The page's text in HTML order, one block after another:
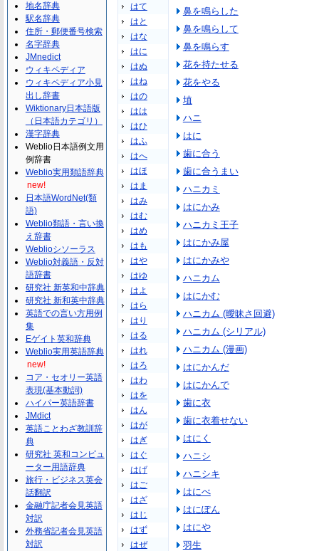
はて
はと
はな
はに
はぬ
はね
はの
はは
はひ
はふ
はへ
はほ
はま
はみ
はむ
はめ
はも
はや
はゆ
はよ
はら
はり
はる
はれ
はろ
はわ
はを
はん
はが
はぎ
はぐ
はげ
はご
はざ
はじ
はず
はぜ
鼻を鳴らした
鼻を鳴らして
鼻を鳴らす
花を持たせる
花をやる
埴
ハニ
はに
歯に合う
歯に合うまい
ハニカミ
はにかみ
ハニカミ王子
はにかみ屋
はにかみや
ハニカム
はにかむ
ハニカム (曖昧さ回避)
ハニカム (シリアル)
ハニカム (漫画)
はにかんだ
はにかんで
歯に衣
歯に衣着せない
はにく
ハニシ
ハニシキ
はにべ
はにぽん
はにや
羽生
地名辞典
駅名辞典
住所・郵便番号検索
名字辞典
JMnedict
ウィキペディア
ウィキペディア小見
出し辞書
Wiktionary日本語版
（日本語カテゴリ）
漢字辞典
Weblio日本語例文用
例辞書
Weblio実用類語辞典
new!
日本語WordNet(類
語)
Weblio類語・言い換
え辞書
Weblioシソーラス
Weblio対義語・反対
語辞書
研究社 新英和中辞典
研究社 新和英中辞典
英語での言い方用例
集
Eゲイト英和辞典
Weblio実用英語辞典
new!
コア・セオリー英語
表現(基本動詞)
ハイパー英語辞書
JMdict
英語ことわざ教訓辞
典
研究社 英和コンピュ
ーター用語辞典
旅行・ビジネス英会
話翻訳
金融庁記者会見英語
対訳
外務省記者会見英語
対訳